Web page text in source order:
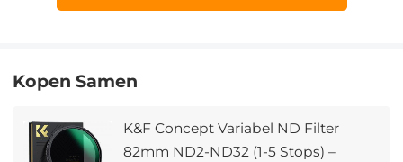
Kopen Samen
K&F Concept Variabel ND Filter
82mm ND2-ND32 (1-5 Stops) –